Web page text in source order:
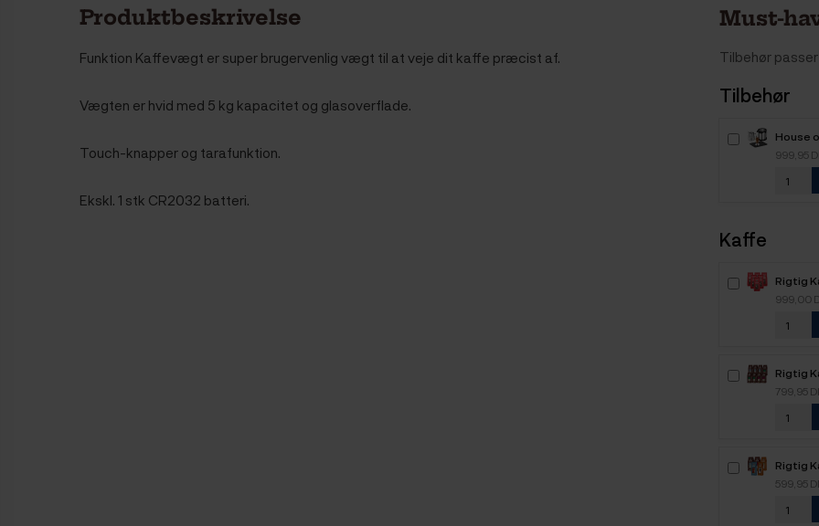
Produktbeskrivelse
Funktion Kaffevægt er super brugervenlig vægt til at veje dit kaffe præcist af.
Vægten er hvid med 5 kg kapacitet og glasoverflade.
Touch-knapper og tarafunktion.
Ekskl. 1 stk CR2032 batteri.
Must-
Tilbehør
Tilbehør
House
999,95
Kaffe
Rigtig
Intenso
999,00
Rigtig
799,95
Rigtig
2,1kg
599,95